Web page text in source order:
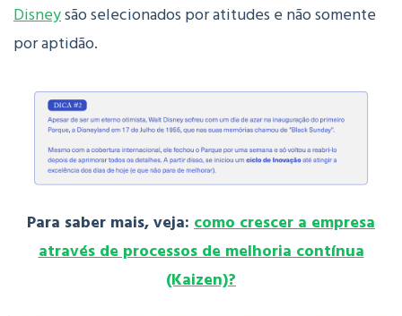
Disneysão selecionados por atitudes e não somente
por aptidão.
Para saber mais, veja: como crescer a empresa
através de processos de melhoria contínua
(Kaizen)?